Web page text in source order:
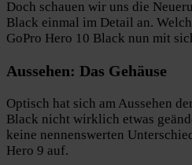
Doch schauen wir uns die
Black einmal im Detail an.
GoPro Hero 10 Black nun mit
Aussehen: Das Gehäuse
Optisch hat sich am Aussehen
Black nicht wirklich etwas
keine nennenswerten
Hero 9 auf.